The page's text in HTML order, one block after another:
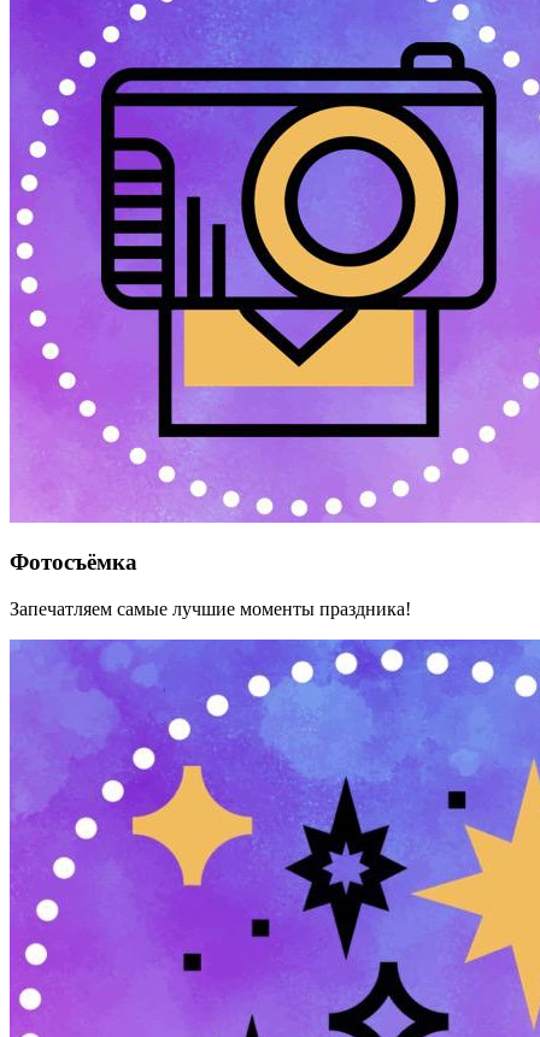
Фотосъёмка
Запечатляем самые лучшие моменты праздника!